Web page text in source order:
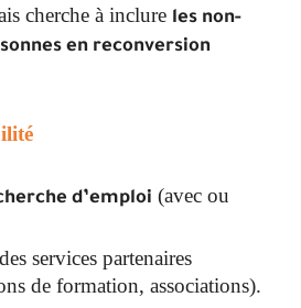
cherche à inclure les non-
en reconversion
d’emploi (avec ou
services partenaires
de formation, associations).